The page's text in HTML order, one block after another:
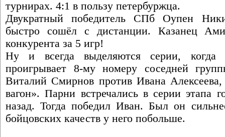
турнирах. 4:1 в пользу петербуржца.
Двукратный победитель СПб Оупен
быстро сошёл с дистанции. Казанец
конкурента за 5 игр!
Ну и всегда выделяются серии,
проигрывает 8-му номеру соседней
Виталий Смирнов против Ивана Алексеева,
вагон». Парни встречались в серии этапа
назад. Тогда победил Иван. Был он
бойцовских качеств у него побольше.